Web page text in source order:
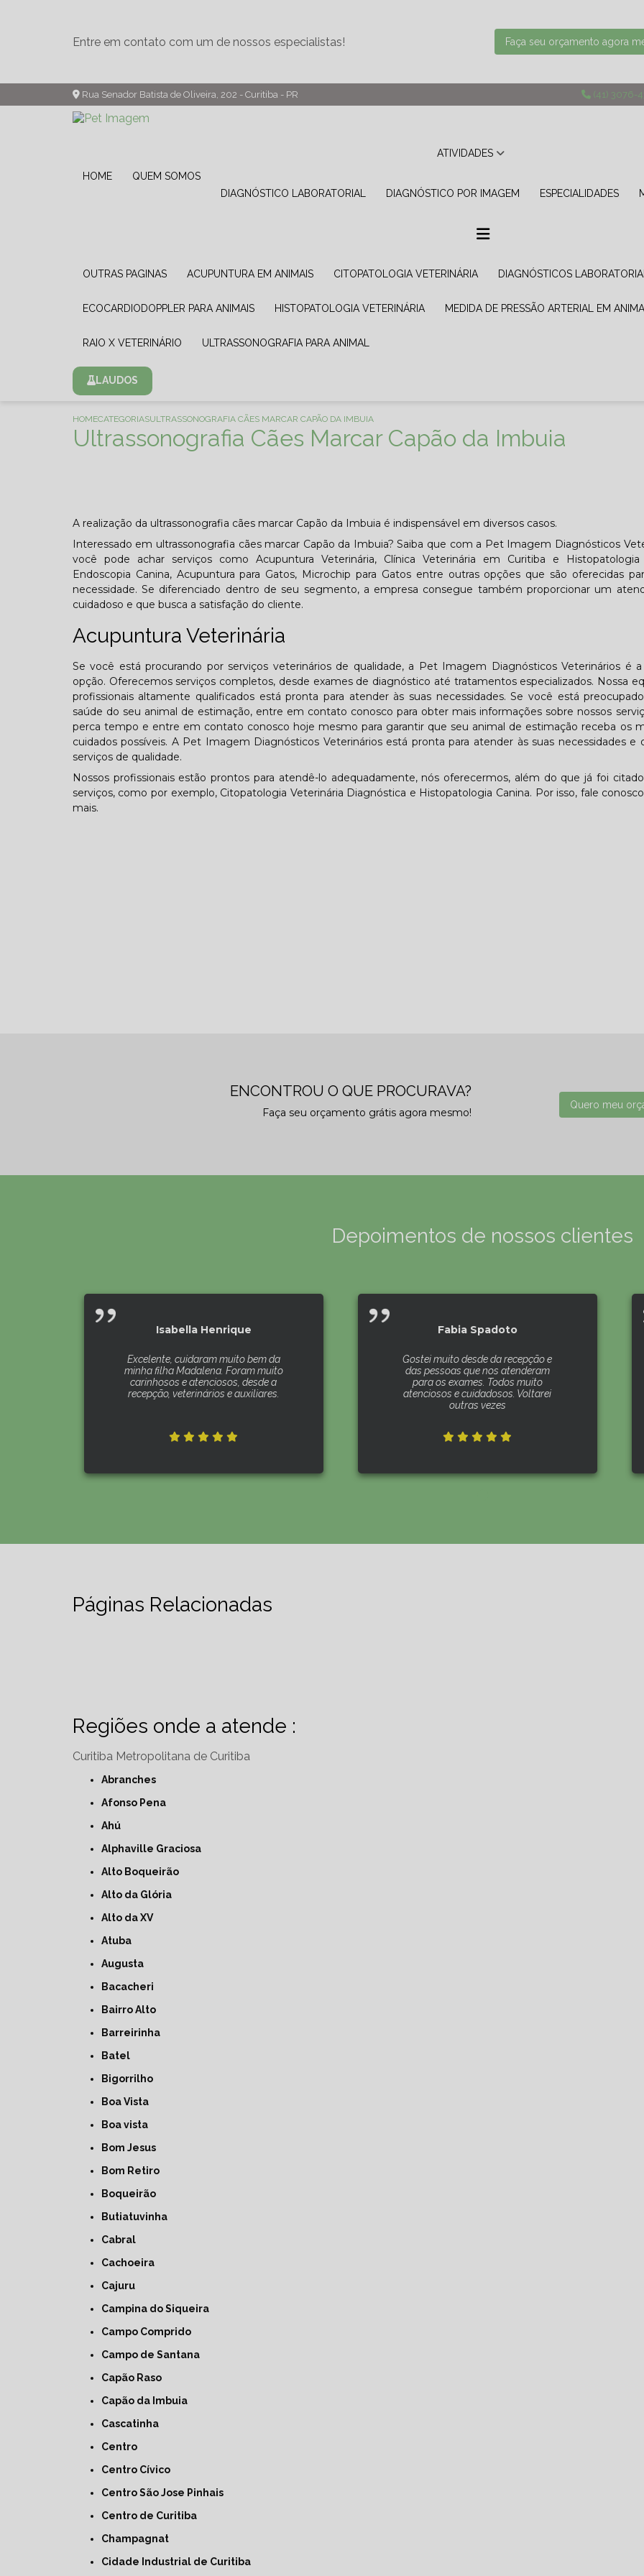
Entre em contato com um de nossos especialistas! Faça seu orçamento agora
Rua Senador Batista de Oliveira, 202 - Curitiba - PR (41) 3076-
HOME QUEM SOMOS
ATIVIDADES
DIAGNÓSTICO LABORATORIAL DIAGNÓSTICO POR IMAGEM ESPECIALIDADES
OUTRAS PAGINAS ACUPUNTURA EM ANIMAIS CITOPATOLOGIA VETERINÁRIA DIAGNÓSTICOS
ECOCARDIODOPPLER PARA ANIMAIS HISTOPATOLOGIA VETERINÁRIA MEDIDA DE PRESSÃO ARTERIAL EM
RAIO X VETERINÁRIO ULTRASSONOGRAFIA PARA ANIMAL
LAUDOS
HOMECATEGORIASULTRASSONOGRAFIA CÃES MARCAR CAPÃO DA IMBUIA
Ultrassonografia Cães Marcar Capão da Imbuia
A realização da ultrassonografia cães marcar Capão da Imbuia é indispensável em diversos casos.
Interessado em ultrassonografia cães marcar Capão da Imbuia? Saiba que com a Pet Imagem Diagnósticos
você pode achar serviços como Acupuntura Veterinária, Clínica Veterinária em Curitiba e Histopatologia
Endoscopia Canina, Acupuntura para Gatos, Microchip para Gatos entre outras opções que são oferecidas
necessidade. Se diferenciado dentro de seu segmento, a empresa consegue também proporcionar um
cuidadoso e que busca a satisfação do cliente.
Acupuntura Veterinária
Se você está procurando por serviços veterinários de qualidade, a Pet Imagem Diagnósticos Veterinários é
opção. Oferecemos serviços completos, desde exames de diagnóstico até tratamentos especializados. Nossa
profissionais altamente qualificados está pronta para atender às suas necessidades. Se você está
saúde do seu animal de estimação, entre em contato conosco para obter mais informações sobre nossos
perca tempo e entre em contato conosco hoje mesmo para garantir que seu animal de estimação receba os
cuidados possíveis. A Pet Imagem Diagnósticos Veterinários está pronta para atender às suas necessidades e
serviços de qualidade.
Nossos profissionais estão prontos para atendê-lo adequadamente, nós oferecermos, além do que já foi
serviços, como por exemplo, Citopatologia Veterinária Diagnóstica e Histopatologia Canina. Por isso, fale
mais.
ENCONTROU O QUE PROCURAVA?
Faça seu orçamento grátis agora mesmo!
Quero meu
Depoimentos de nossos clientes
Isabella Henrique
Excelente, cuidaram muito bem da
minha filha Madalena. Foram muito
carinhosos e atenciosos, desde a
recepção, veterinários e auxiliares.
Fabia Spadoto
Gostei muito desde da recepção e
das pessoas que nos atenderam
para os exames. Todos muito
atenciosos e cuidadosos. Voltarei
outras vezes
Páginas Relacionadas
Regiões onde a atende :
Curitiba Metropolitana de Curitiba
Abranches
Afonso Pena
Ahú
Alphaville Graciosa
Alto Boqueirão
Alto da Glória
Alto da XV
Atuba
Augusta
Bacacheri
Bairro Alto
Barreirinha
Batel
Bigorrilho
Boa Vista
Boa vista
Bom Jesus
Bom Retiro
Boqueirão
Butiatuvinha
Cabral
Cachoeira
Cajuru
Campina do Siqueira
Campo Comprido
Campo de Santana
Capão Raso
Capão da Imbuia
Cascatinha
Centro
Centro Cívico
Centro São Jose Pinhais
Centro de Curitiba
Champagnat
Cidade Industrial de Curitiba